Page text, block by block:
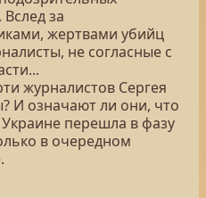
за
жертвами убийц
не согласные с
журналистов Сергея
И означают ли они, что
перешла в фазу
в очередном